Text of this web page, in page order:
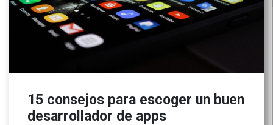
15 consejos para escoger un buen
desarrollador de apps